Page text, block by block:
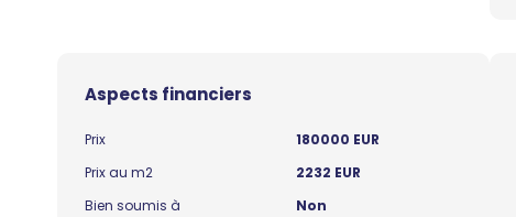
Aspects financiers
Prix
180000 EUR
Prix au m2
2232 EUR
Bien soumis à
Non